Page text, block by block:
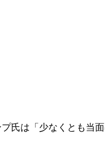
氏は「少なくとも当